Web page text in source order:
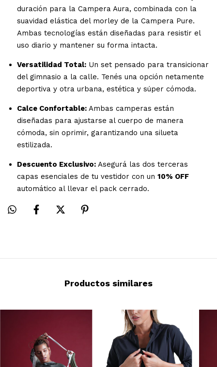
duración para la Campera Aura, combinada con la
suavidad elástica del morley de la Campera Pure.
Ambas tecnologías están diseñadas para resistir el
uso diario y mantener su forma intacta.
Versatilidad Total: Un set pensado para transicionar
del gimnasio a la calle. Tenés una opción netamente
deportiva y otra urbana, estética y súper cómoda.
Calce Confortable: Ambas camperas están
diseñadas para ajustarse al cuerpo de manera
cómoda, sin oprimir, garantizando una silueta
estilizada.
Descuento Exclusivo: Asegurá las dos terceras
capas esenciales de tu vestidor con un 10% OFF
automático al llevar el pack cerrado.
Productos similares